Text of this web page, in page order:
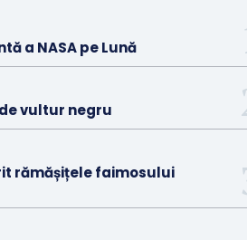
a NASA pe Lună
vultur negru
rămășițele faimosului